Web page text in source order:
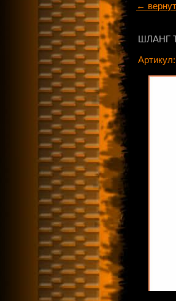
←
ШЛАНГ
Артикул: